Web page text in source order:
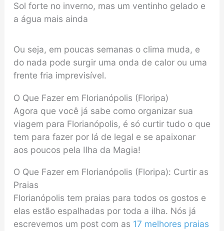
Sol forte no inverno, mas um ventinho gelado e
a água mais ainda
Ou seja, em poucas semanas o clima muda, e
do nada pode surgir uma onda de calor ou uma
frente fria imprevisível.
O Que Fazer em Florianópolis (Floripa)
Agora que você já sabe como organizar sua
viagem para Florianópolis, é só curtir tudo o que
tem para fazer por lá de legal e se apaixonar
aos poucos pela Ilha da Magia!
O Que Fazer em Florianópolis (Floripa): Curtir as
Praias
Florianópolis tem praias para todos os gostos e
elas estão espalhadas por toda a ilha. Nós já
escrevemos um post com as 17 melhores praias